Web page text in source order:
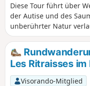
Diese Tour führt über
der Autise und des
unberührter Natur
schönen Jahreszeit sind
angenehm, doch bei
bestimmte Abschnitte
manchmal überflutet
begehbar sein.
Les Ritraisses im
Visorando-Mitglied